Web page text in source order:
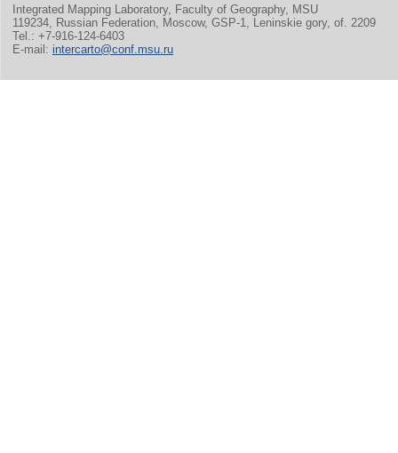
Integrated Mapping Laboratory, Faculty of Geography, MSU
119234, Russian Federation, Moscow, GSP-1, Leninskie gory, of. 2209
Tel.: +7-916-124-6403
E-mail: intercarto@conf.msu.ru